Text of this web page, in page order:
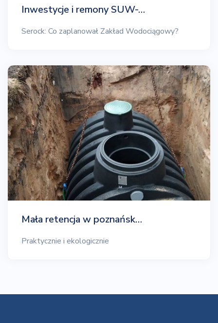
Inwestycje i remony SUW-…
Serock: Co zaplanował Zakład Wodociągowy?
Mała retencja w poznańsk…
Praktycznie i ekologicznie